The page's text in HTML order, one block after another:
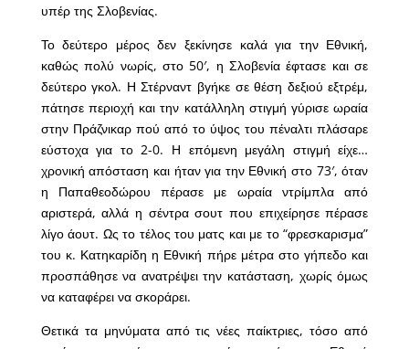
υπέρ της Σλοβενίας.
Το δεύτερο μέρος δεν ξεκίνησε καλά για την Εθνική,
καθώς πολύ νωρίς, στο 50′, η Σλοβενία έφτασε και σε
δεύτερο γκολ. Η Στέρναντ βγήκε σε θέση δεξιού εξτρέμ,
πάτησε περιοχή και την κατάλληλη στιγμή γύρισε ωραία
στην Πράζνικαρ πού από το ύψος του πέναλτι πλάσαρε
εύστοχα για το 2-0. Η επόμενη μεγάλη στιγμή είχε…
χρονική απόσταση και ήταν για την Εθνική στο 73′, όταν
η Παπαθεοδώρου πέρασε με ωραία ντρίμπλα από
αριστερά, αλλά η σέντρα σουτ που επιχείρησε πέρασε
λίγο άουτ. Ως το τέλος του ματς και με το “φρεσκαρισμα”
του κ. Κατηκαρίδη η Εθνική πήρε μέτρα στο γήπεδο και
προσπάθησε να ανατρέψει την κατάσταση, χωρίς όμως
να καταφέρει να σκοράρει.
Θετικά τα μηνύματα από τις νέες παίκτριες, τόσο από